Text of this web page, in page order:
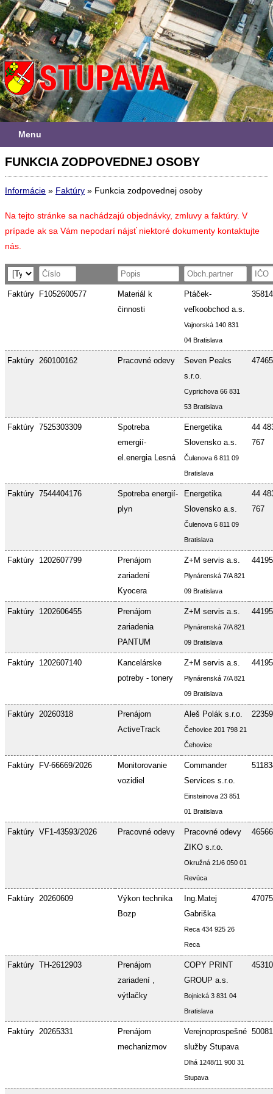
Menu
FUNKCIA ZODPOVEDNEJ OSOBY
Informácie » Faktúry » Funkcia zodpovednej osoby
Na tejto stránke sa nachádzajú objednávky, zmluvy a faktúry. V
prípade ak sa Vám nepodarí nájsť niektoré dokumenty kontaktujte
nás.
Faktúry F1052600577
Materiál k
činnosti
Ptáček-
veľkoobchod a.s.
Vajnorská 140 831
04 Bratislava
Faktúry 260100162 Pracovné odevy
Seven Peaks
s.r.o.
Cyprichova 66 831
53 Bratislava
Faktúry 7525303309
Spotreba
emergií-
el.energia Lesná
Energetika
Slovensko a.s.
Čulenova 6 811 09
Bratislava
44
767
Faktúry 7544404176
Spotreba energií-
plyn
Energetika
Slovensko a.s.
Čulenova 6 811 09
Bratislava
44
767
Faktúry 1202607799
Prenájom
zariadení
Kyocera
Z+M servis a.s.
Plynárenská 7/A 821
09 Bratislava
Faktúry 1202606455
Prenájom
zariadenia
PANTUM
Z+M servis a.s.
Plynárenská 7/A 821
09 Bratislava
Faktúry 1202607140
Kancelárske
potreby - tonery
Z+M servis a.s.
Plynárenská 7/A 821
09 Bratislava
Faktúry 20260318
Prenájom
ActiveTrack
Aleš Polák s.r.o.
Čehovice 201 798 21
Čehovice
Faktúry FV-66669/2026
Monitorovanie
vozidiel
Commander
Services s.r.o.
Einsteinova 23 851
01 Bratislava
Faktúry VF1-43593/2026 Pracovné odevy
Pracovné odevy
ZIKO s.r.o.
Okružná 21/6 050 01
Revúca
Faktúry 20260609
Výkon technika
Bozp
Ing.Matej
Gabriška
Reca 434 925 26
Reca
Faktúry TH-2612903
Prenájom
zariadení ,
výtlačky
COPY PRINT
GROUP a.s.
Bojnická 3 831 04
Bratislava
Faktúry 20265331
Prenájom
mechanizmov
Verejnoprospešné
služby Stupava
Dlhá 1248/11 900 31
Stupava